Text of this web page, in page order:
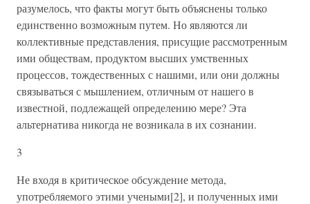
разумелось, что факты могут быть объяснены только
единственно возможным путем. Но являются ли
коллективные представления, присущие рассмотренным
ими обществам, продуктом высших умственных
процессов, тождественных с нашими, или они должны
связываться с мышлением, отличным от нашего в
известной, подлежащей определению мере? Эта
альтернатива никогда не возникала в их сознании.
3
Не входя в критическое обсуждение метода,
употребляемого этими учеными[2], и полученных ими